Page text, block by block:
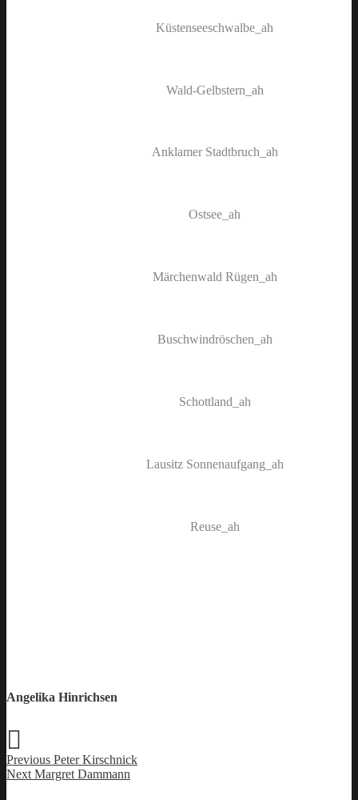
Küstenseeschwalbe_ah
Wald-Gelbstern_ah
Anklamer Stadtbruch_ah
Ostsee_ah
Märchenwald Rügen_ah
Buschwindröschen_ah
Schottland_ah
Lausitz Sonnenaufgang_ah
Reuse_ah
Angelika Hinrichsen
Beitragsnavigation
Previous Previous
post:
Peter Kirschnick
Next Next
Margret Dammann